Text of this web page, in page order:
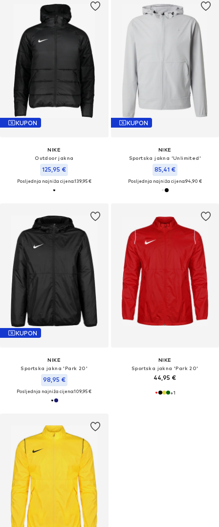
KUPON
NIKE
Outdoor jakna
125,95 €
Posljednja najniža cijena:139,95 €
KUPON
NIKE
Sportska jakna 'Unlimited'
85,41 €
Posljednja najniža cijena:94,90 €
KUPON
NIKE
Sportska jakna 'Park 20'
98,95 €
Posljednja najniža cijena:109,95 €
NIKE
Sportska jakna 'Park 20'
44,95 €
+1